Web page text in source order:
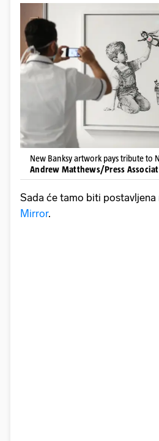
New Banksy artwork pays tribute to
Andrew Matthews/Press
Sada će tamo biti
Mirror.